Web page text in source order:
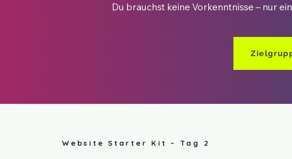
Du brauchst keine Vorkenntnisse – nur
Website Starter Kit – Tag 2